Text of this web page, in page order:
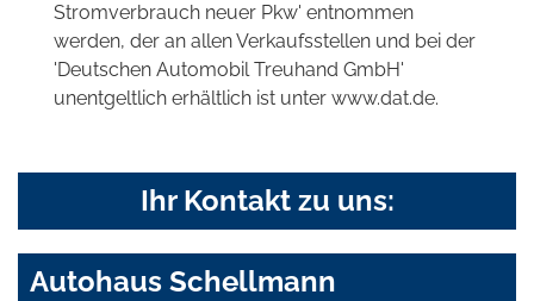
Stromverbrauch neuer Pkw' entnommen
werden, der an allen Verkaufsstellen und bei der
'Deutschen Automobil Treuhand GmbH'
unentgeltlich erhältlich ist unter www.dat.de.
Ihr Kontakt zu uns:
Autohaus Schellmann